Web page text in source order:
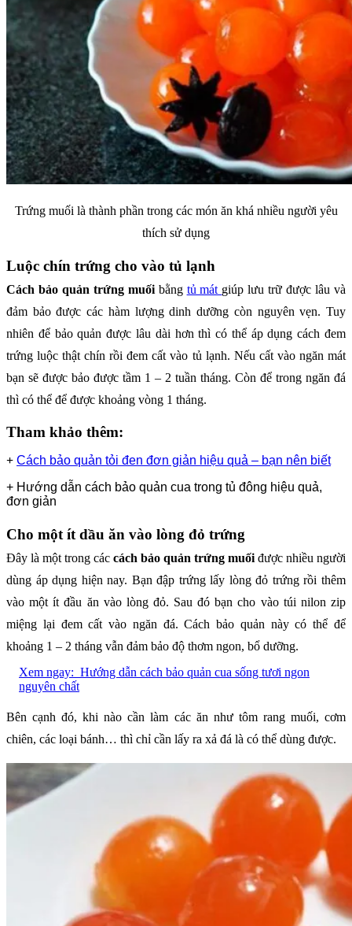
Trứng muối là thành phần trong các món ăn khá nhiều người yêu
thích sử dụng
Luộc chín trứng cho vào tủ lạnh
Cách bảo quản trứng muốibằng tủ mát giúp lưu trữ được lâu và
đảm bảo được các hàm lượng dinh dưỡng còn nguyên vẹn. Tuy
nhiên để bảo quản được lâu dài hơn thì có thể áp dụng cách đem
trứng luộc thật chín rồi đem cất vào tủ lạnh. Nếu cất vào ngăn mát
bạn sẽ được bảo được tầm 1 – 2 tuần tháng. Còn để trong ngăn đá
thì có thể để được khoảng vòng 1 tháng.
Tham khảo thêm:
+ Cách bảo quản tỏi đen đơn giản hiệu quả – bạn nên biết
+ Hướng dẫn cách bảo quản cua trong tủ đông hiệu quả,
đơn giản
Cho một ít dầu ăn vào lòng đỏ trứng
Đây là một trong các cách bảo quản trứng muối được nhiều người
dùng áp dụng hiện nay. Bạn đập trứng lấy lòng đỏ trứng rồi thêm
vào một ít đầu ăn vào lòng đỏ. Sau đó bạn cho vào túi nilon zip
miệng lại đem cất vào ngăn đá. Cách bảo quản này có thể để
khoảng 1 – 2 tháng vẫn đảm bảo độ thơm ngon, bổ dưỡng.
Xem ngay: Hướng dẫn cách bảo quản cua sống tươi ngon
nguyên chất
Bên cạnh đó, khi nào cần làm các ăn như tôm rang muối, cơm
chiên, các loại bánh… thì chỉ cần lấy ra xả đá là có thể dùng được.